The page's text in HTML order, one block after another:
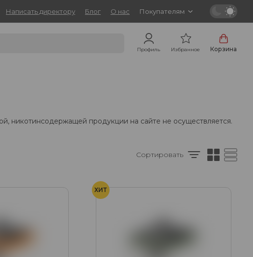
Написать директору Блог О нас Покупателям
Профиль Избранное Корзина
никотинсодержащей продукции на сайте не осуществляется.
Сортировать
ХИТ